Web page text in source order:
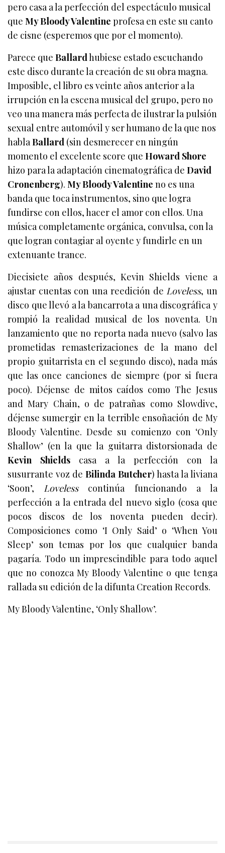
pero casa a la perfección del espectáculo musical
queMy Bloody Valentine profesa en este su canto
de cisne (esperemos que por el momento).
Parece queBallardhubiese estado escuchando
este disco durante la creación de su obra magna.
Imposible, el libro es veinte años anterior a la
irrupción en la escena musical del grupo, pero no
veo una manera más perfecta de ilustrar la pulsión
sexual entre automóvil y ser humano de la que nos
hablaBallard (sin desmerecer en ningún
momento el excelente score queHoward Shore
hizo para la adaptación cinematográfica deDavid
Cronenberg).My Bloody Valentine no es una
banda que toca instrumentos, sino que logra
fundirse con ellos, hacer el amor con ellos. Una
música completamente orgánica, convulsa, con la
que logran contagiar al oyente y fundirle en un
extenuante trance.
Diecisiete años después, Kevin Shields viene a
ajustar cuentas con una reedición de Loveless, un
disco que llevó a la bancarrota a una discográfica y
rompió la realidad musical de los noventa. Un
lanzamiento que no reporta nada nuevo (salvo las
prometidas remasterizaciones de la mano del
propio guitarrista en el segundo disco), nada más
que las once canciones de siempre (por si fuera
poco). Déjense de mitos caídos como The Jesus
and Mary Chain, o de patrañas como Slowdive,
déjense sumergir en la terrible ensoñación de My
Bloody Valentine. Desde su comienzo con ‘Only
Shallow’ (en la que la guitarra distorsionada de
Kevin Shields casa a la perfección con la
susurrante voz de Bilinda Butcher) hasta la liviana
‘Soon’, Loveless continúa funcionando a la
perfección a la entrada del nuevo siglo (cosa que
pocos discos de los noventa pueden decir).
Composiciones como ‘I Only Said’ o ‘When You
Sleep’ son temas por los que cualquier banda
pagaría. Todo un imprescindible para todo aquel
que no conozca My Bloody Valentine o que tenga
rallada su edición de la difunta Creation Records.
My Bloody Valentine, ‘Only Shallow’.